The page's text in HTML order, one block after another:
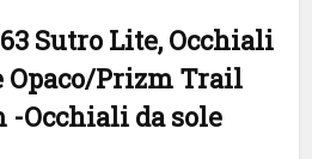
Sutro Lite, Occhiali
Opaco/Prizm Trail
-Occhiali da sole